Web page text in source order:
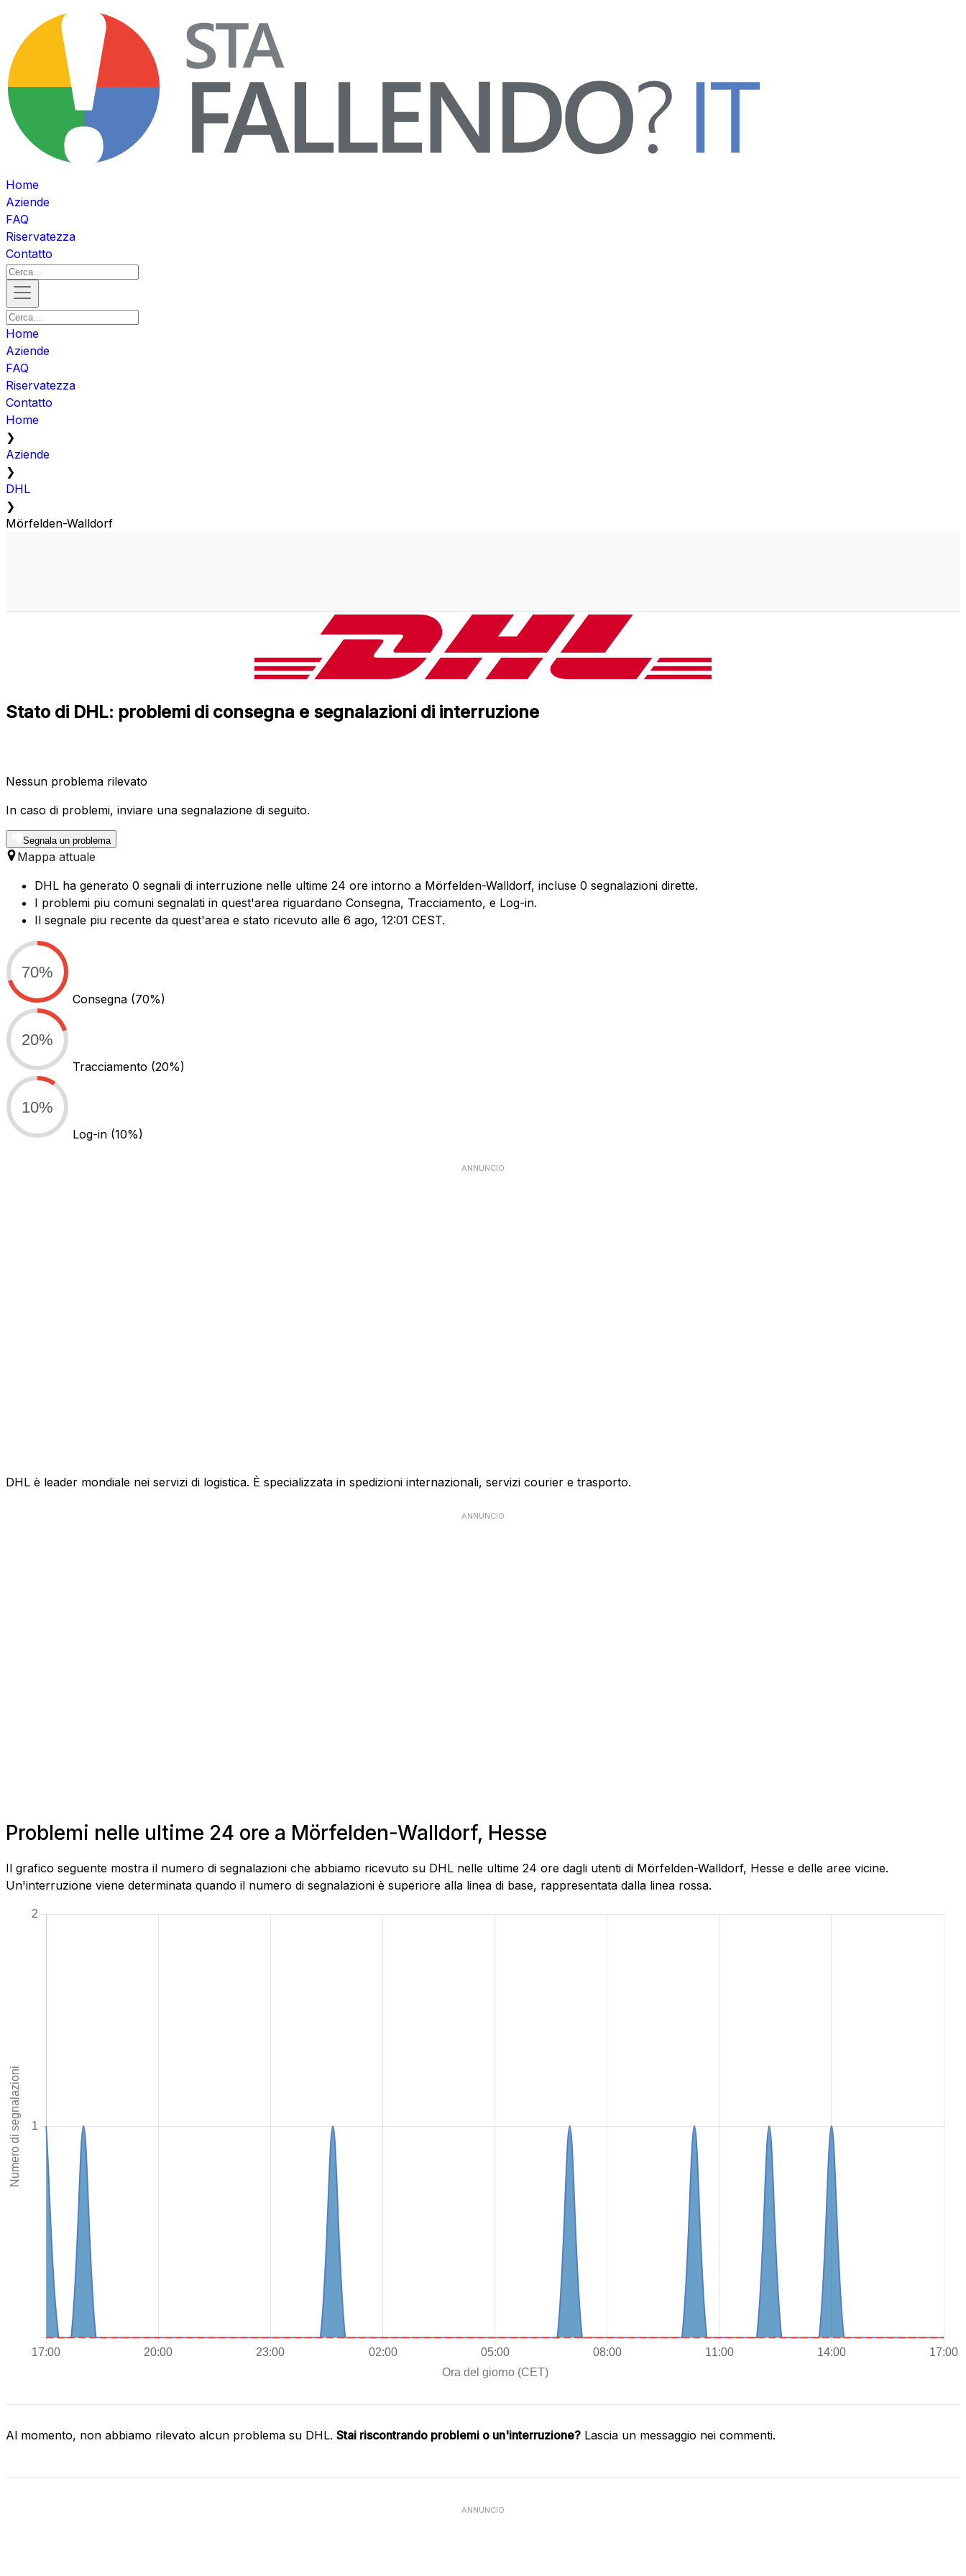
Home
Aziende
FAQ
Riservatezza
Contatto
Home
Aziende
FAQ
Riservatezza
Contatto
Home
❯
Aziende
❯
DHL
❯
Mörfelden-Walldorf
Stato di DHL: problemi di consegna e segnalazioni di interruzione
Nessun problema rilevato
In caso di problemi, inviare una segnalazione di seguito.
Segnala un problema
Mappa attuale
DHL ha generato 0 segnali di interruzione nelle ultime 24 ore intorno a Mörfelden-Walldorf, incluse 0 segnalazioni dirette.
I problemi piu comuni segnalati in quest'area riguardano Consegna, Tracciamento, e Log-in.
Il segnale piu recente da quest'area e stato ricevuto alle 6 ago, 12:01 CEST.
70%
Consegna (70%)
20%
Tracciamento (20%)
10%
Log-in (10%)
ANNUNCIO
DHL è leader mondiale nei servizi di logistica. È specializzata in spedizioni internazionali, servizi courier e trasporto.
ANNUNCIO
Problemi nelle ultime 24 ore a Mörfelden-Walldorf, Hesse
Il grafico seguente mostra il numero di segnalazioni che abbiamo ricevuto su DHL nelle ultime 24 ore dagli utenti di Mörfelden-Walldorf, Hesse e delle aree vicine.
Un'interruzione viene determinata quando il numero di segnalazioni è superiore alla linea di base, rappresentata dalla linea rossa.
Al momento, non abbiamo rilevato alcun problema su DHL. Stai riscontrando problemi o un'interruzione? Lascia un messaggio nei commenti.
ANNUNCIO